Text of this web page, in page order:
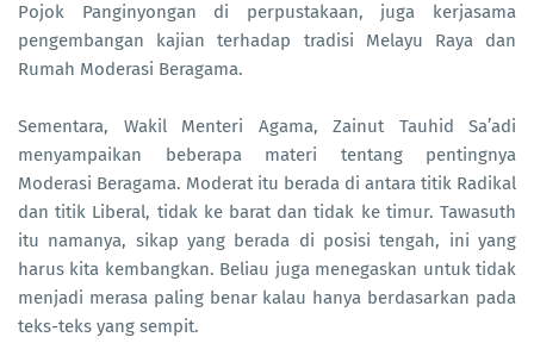
Pojok Panginyongan di perpustakaan, juga kerjasama
pengembangan kajian terhadap tradisi Melayu Raya dan
Rumah Moderasi Beragama.
Sementara, Wakil Menteri Agama, Zainut Tauhid Sa’adi
menyampaikan beberapa materi tentang pentingnya
Moderasi Beragama. Moderat itu berada di antara titik Radikal
dan titik Liberal, tidak ke barat dan tidak ke timur. Tawasuth
itu namanya, sikap yang berada di posisi tengah, ini yang
harus kita kembangkan. Beliau juga menegaskan untuk tidak
menjadi merasa paling benar kalau hanya berdasarkan pada
teks-teks yang sempit.